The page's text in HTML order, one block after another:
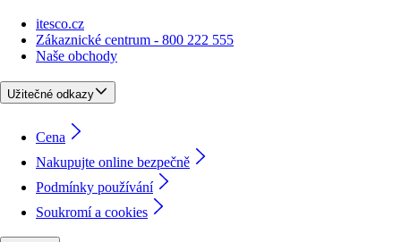
itesco.cz
Zákaznické centrum - 800 222 555
Naše obchody
Užitečné odkazy
Cena
Nakupujte online bezpečně
Podmínky používání
Soukromí a cookies